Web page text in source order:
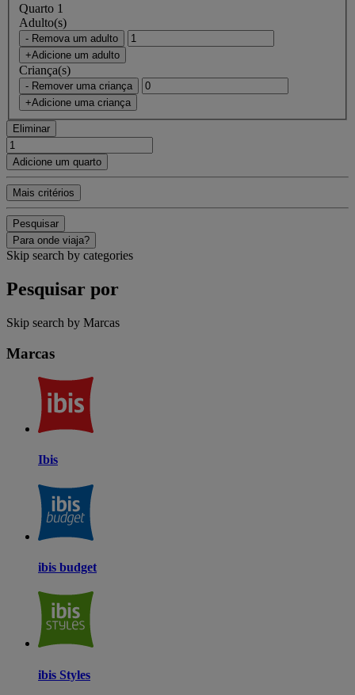
Quarto 1
Adulto(s)
- Remova um adulto
+Adicione um adulto
Criança(s)
- Remover uma criança
+Adicione uma criança
Eliminar
Adicione um quarto
Mais critérios
Pesquisar
Para onde viaja?
Skip search by categories
Pesquisar por
Skip search by Marcas
Marcas
Ibis
ibis budget
ibis Styles